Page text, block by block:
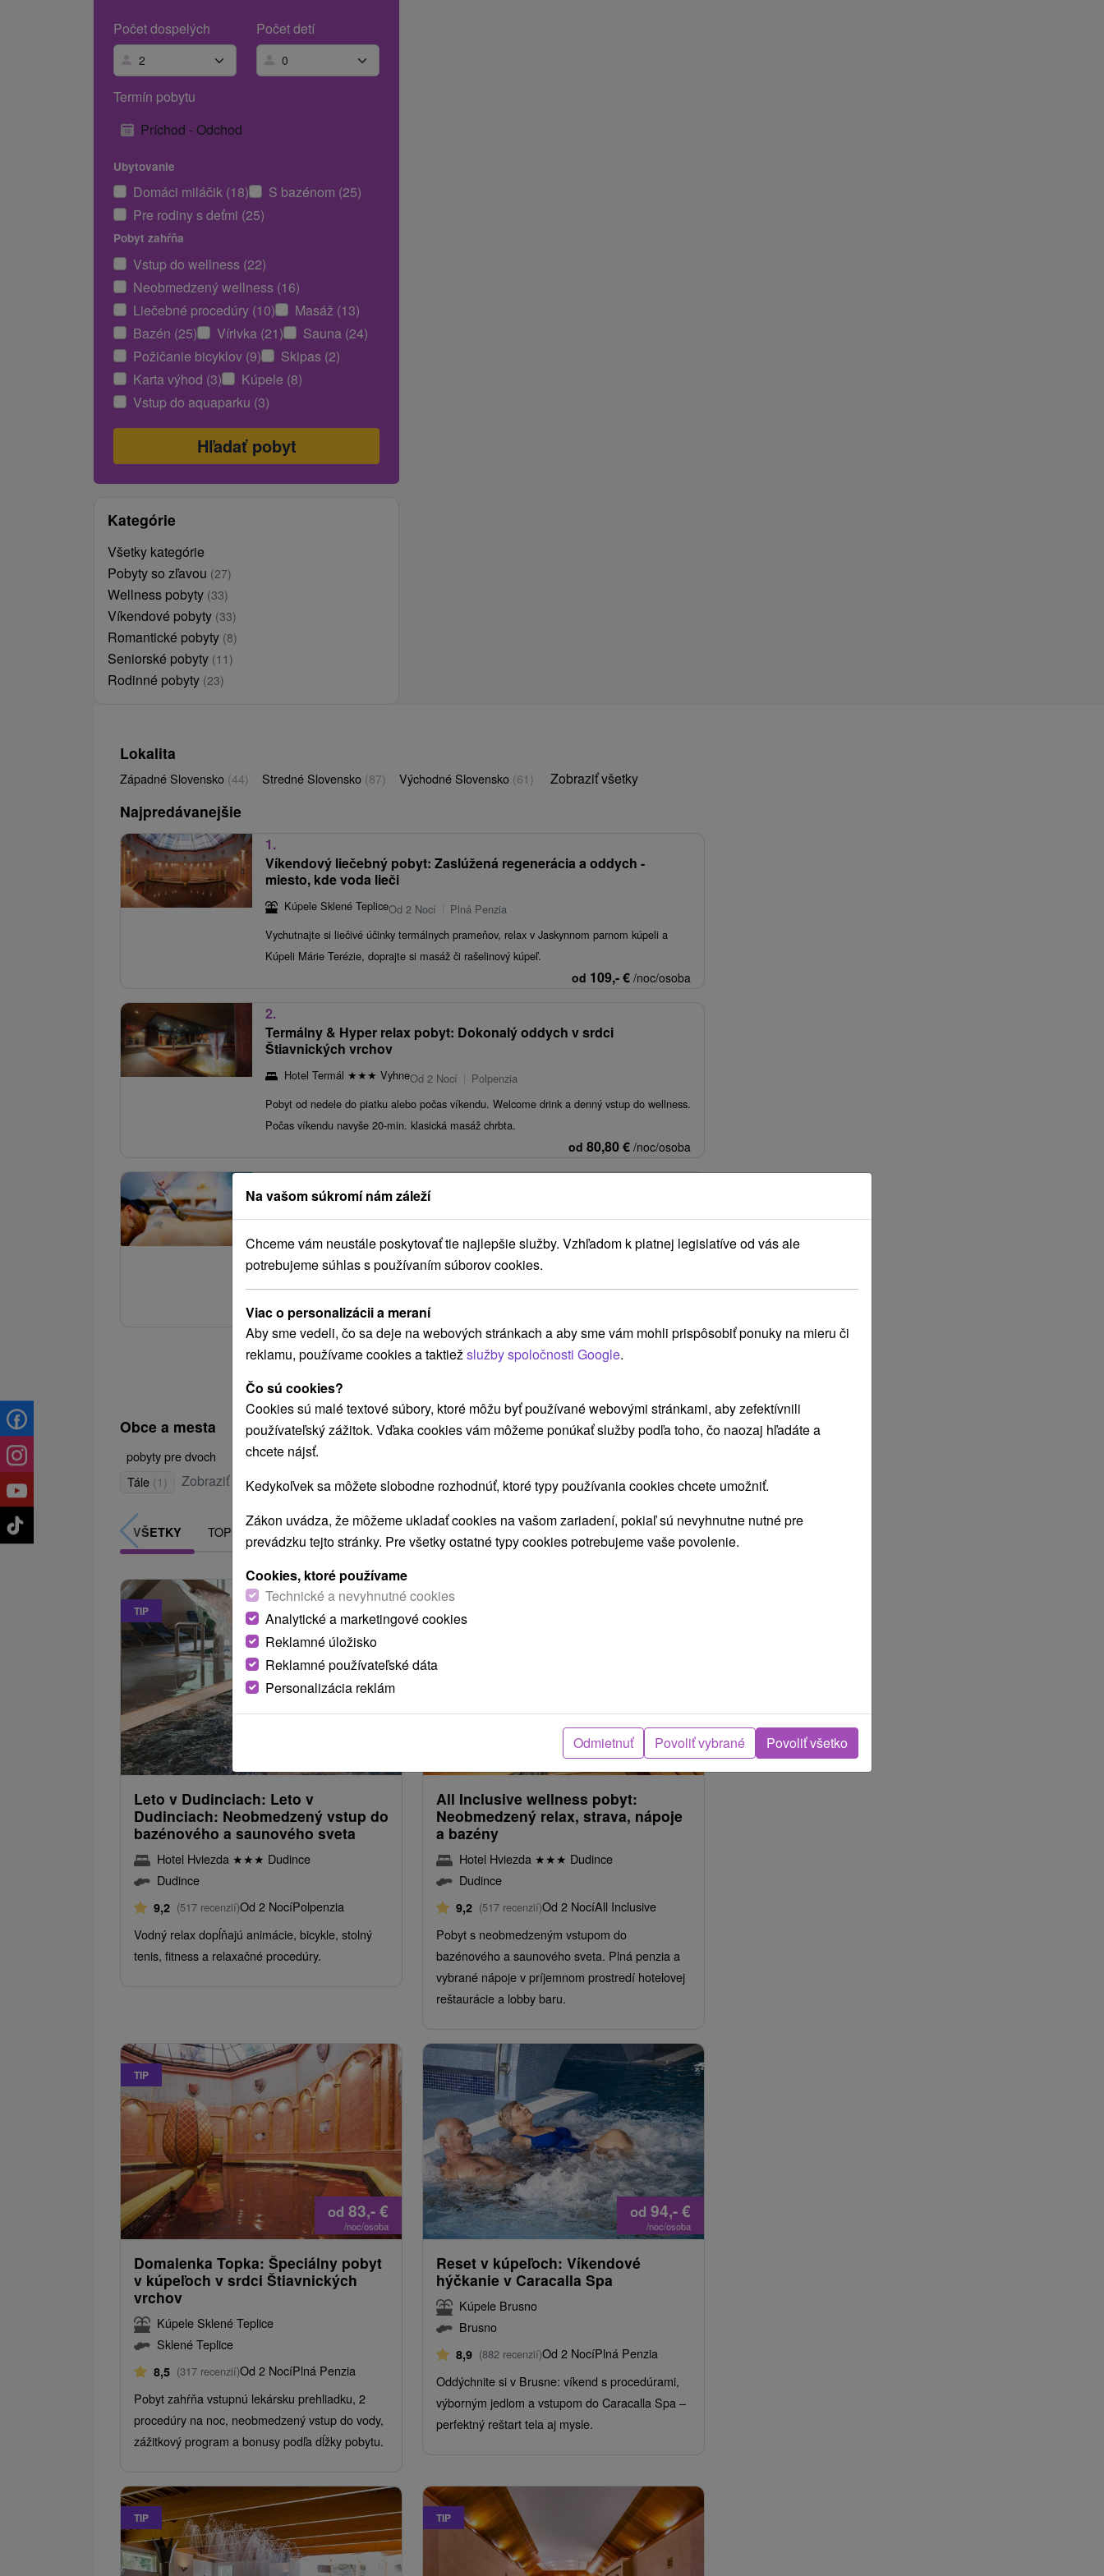
Počet dospelých
Počet detí
Termín pobytu
Príchod - Odchod
Ubytovanie
Domáci miláčik (18)
S bazénom (25)
Pre rodiny s deťmi (25)
Pobyt zahŕňa
Vstup do wellness (22)
Neobmedzený wellness (16)
Liečebné procedúry (10)
Masáž (13)
Bazén (25)
Vírivka (21)
Sauna (24)
Požičanie bicyklov (9)
Skipas (2)
Karta výhod (3)
Kúpele (8)
Vstup do aquaparku (3)
Kategórie
Všetky kategórie
Pobyty so zľavou (27)
Wellness pobyty (33)
Víkendové pobyty (33)
Romantické pobyty (8)
Seniorské pobyty (11)
Rodinné pobyty (23)
Lokalita
Západné Slovensko (44) Stredné Slovensko (87) Východné Slovensko (61) Zobraziť všetky
Najpredávanejšie
1.
Víkendový liečebný pobyt: Zaslúžená regenerácia a oddych -
miesto, kde voda lieči
Kúpele Sklené TepliceOd 2 Nocí
Plná Penzia
Vychutnajte si liečivé účinky termálnych prameňov, relax v Jaskynnom parnom kúpeli a
Kúpeli Márie Terézie, doprajte si masáž či rašelinový kúpeľ.
od 109,-€ /noc/osoba
2.
Termálny & Hyper relax pobyt: Dokonalý oddych v srdci
Štiavnických vrchov
Hotel Termál ★★★ VyhneOd 2 Nocí
Polpenzia
Pobyt od nedele do piatku alebo počas víkendu. Welcome drink a denný vstup do wellness.
Počas víkendu navyše 20-min. klasická masáž chrbta.
od 80,80€ /noc/osoba
Víkendový wellness pobyt s procedúrami: Voľný vstup do bazéna a
polpenzia
Hotel Hviezda★★★DudinceOd 2 Nocí
Polpenzia, Plná Penzia
Pobyt pozostávajúci z neobmedzeného vstupu do bazéna a saunového sveta, fitness centra
a mnoho ďalších bonusov.
Obce a mesta
pobyty pre dvoch Sklené Teplice
Tále (1) Zobraziť všetky
VŠETKY TOP - NAJPREDÁVANEJŠIE PODĽA HODNOTENÍ
TIP
Leto v Dudinciach: Leto v
Dudinciach: Neobmedzený vstup do
bazénového a saunového sveta
Hotel Hviezda ★★★ Dudince
Dudince
9,2 (517 recenzií)Od 2 NocíPolpenzia
Vodný relax dopĺňajú animácie, bicykle, stolný
tenis, fitness a relaxačné procedúry.
od113,80€
/noc/osoba
All Inclusive wellness pobyt:
Neobmedzený relax, strava, nápoje
a bazény
Hotel Hviezda ★★★ Dudince
Dudince
9,2 (517 recenzií)Od 2 NocíAll Inclusive
Pobyt s neobmedzeným vstupom do
bazénového a saunového sveta. Plná penzia a
vybrané nápoje v príjemnom prostredí hotelovej
reštaurácie a lobby baru.
TIP
od 83,-€
/noc/osoba
Domalenka Topka: Špeciálny pobyt
v kúpeľoch v srdci Štiavnických
vrchov
Kúpele Sklené Teplice
Sklené Teplice
8,5 (317 recenzií)Od 2 NocíPlná Penzia
Pobyt zahŕňa vstupnú lekársku prehliadku, 2
procedúry na noc, neobmedzený vstup do vody,
zážitkový program a bonusy podľa dĺžky pobytu.
od 94,-€
/noc/osoba
Reset v kúpeľoch: Víkendové
hýčkanie v Caracalla Spa
Kúpele Brusno
Brusno
8,9 (882 recenzií)Od 2 NocíPlná Penzia
Oddýchnite si v Brusne: víkend s procedúrami,
výborným jedlom a vstupom do Caracalla Spa –
perfektný reštart tela aj mysle.
TIP TIP
Na vašom súkromí nám záleží
Chceme vám neustále poskytovať tie najlepšie služby. Vzhľadom k platnej legislatíve od vás ale
potrebujeme súhlas s používaním súborov cookies.
Viac o personalizácii a meraní
Aby sme vedeli, čo sa deje na webových stránkach a aby sme vám mohli prispôsobiť ponuky na mieru či
reklamu, používame cookies a taktiež služby spoločnosti Google.
Čo sú cookies?
Cookies sú malé textové súbory, ktoré môžu byť používané webovými stránkami, aby zefektívnili
používateľský zážitok. Vďaka cookies vám môžeme ponúkať služby podľa toho, čo naozaj hľadáte a
chcete nájsť.
Kedykoľvek sa môžete slobodne rozhodnúť, ktoré typy používania cookies chcete umožniť.
Zákon uvádza, že môžeme ukladať cookies na vašom zariadení, pokiaľ sú nevyhnutne nutné pre
prevádzku tejto stránky. Pre všetky ostatné typy cookies potrebujeme vaše povolenie.
Cookies, ktoré používame
Technické a nevyhnutné cookies
Analytické a marketingové cookies
Reklamné úložisko
Reklamné používateľské dáta
Personalizácia reklám
Odmietnuť Povoliť vybrané Povoliť všetko